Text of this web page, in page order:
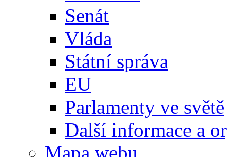
Senát
Vláda
Státní správa
EU
Parlamenty ve světě
Další informace a
Mapa webu